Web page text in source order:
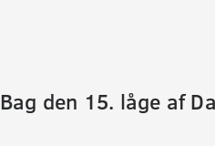
Bag den 15. låge af